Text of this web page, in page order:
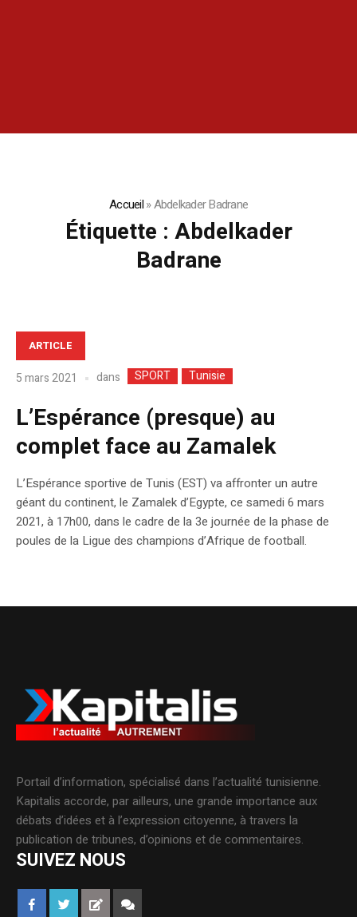
Accueil»Abdelkader Badrane
Étiquette : Abdelkader
Badrane
ARTICLE
5 mars 2021 dans SPORT Tunisie
L’Espérance (presque) au
complet face au Zamalek
L’Espérance sportive de Tunis (EST) va affronter un autre
géant du continent, le Zamalek d’Egypte, ce samedi 6 mars
2021, à 17h00, dans le cadre de la 3e journée de la phase de
poules de la Ligue des champions d’Afrique de football.
Portail d’information, spécialisé dans l’actualité tunisienne.
Kapitalis accorde, par ailleurs, une grande importance aux
débats d’idées et à l’expression citoyenne, à travers la
publication de tribunes, d’opinions et de commentaires.
SUIVEZ NOUS